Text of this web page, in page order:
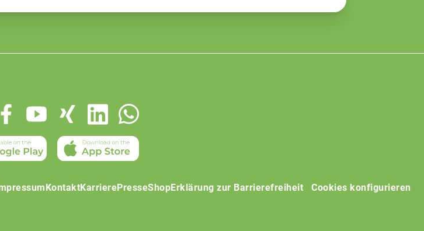
KontaktKarrierePresseShopErklärung zur Barrierefreiheit Cookies konfigurieren